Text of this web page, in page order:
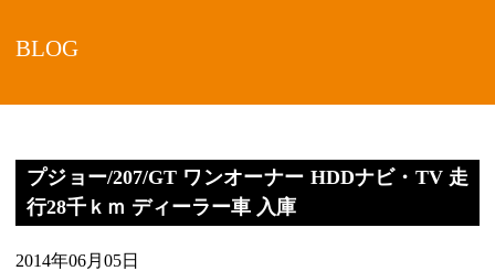
BLOG
プジョー/207/GT ワンオーナー HDDナビ・TV 走
行28千ｋｍ ディーラー車 入庫
2014年06月05日